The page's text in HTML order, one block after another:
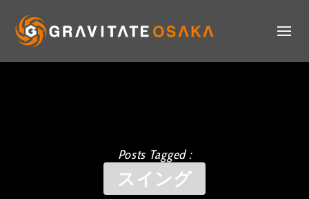
Posts Tagged :
スイング